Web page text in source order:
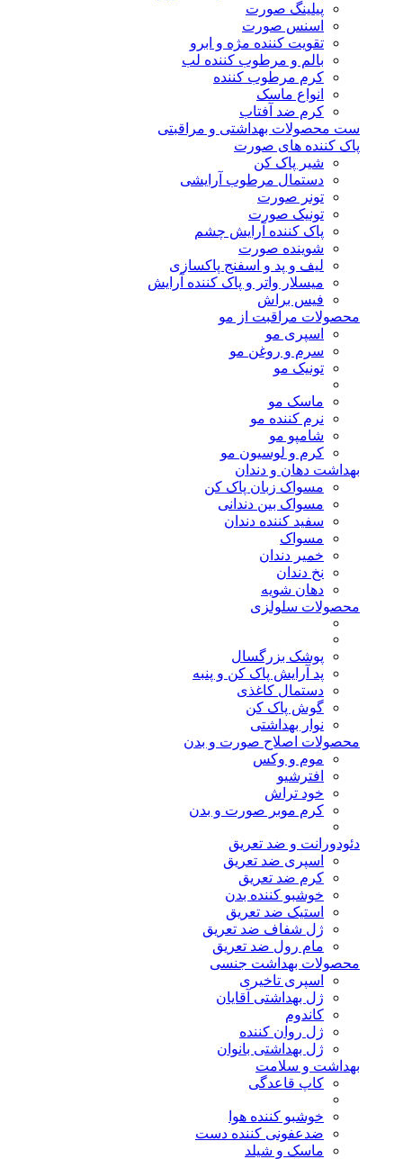
پیلینگ صورت
اسنس صورت
تقویت کننده مژه و ابرو
بالم و مرطوب کننده لب
کرم مرطوب کننده
انواع ماسک
کرم ضد آفتاب
ست محصولات بهداشتی و مراقبتی
پاک کننده های صورت
شیر پاک کن
دستمال مرطوب آرایشی
تونر صورت
تونیک صورت
پاک کننده آرایش چشم
شوینده صورت
لیف و پد و اسفنج پاکسازی
میسلار واتر و پاک کننده آرایش
فیس براش
محصولات مراقبت از مو
اسپری مو
سرم و روغن مو
تونیک مو
ماسک مو
نرم کننده مو
شامپو مو
کرم و لوسیون مو
بهداشت دهان و دندان
مسواک زبان پاک کن
مسواک بین دندانی
سفید کننده دندان
مسواک
خمیر دندان
نخ دندان
دهان شویه
محصولات سلولزی
پوشک بزرگسال
پد آرایش پاک کن و پنبه
دستمال کاغذی
گوش پاک کن
نوار بهداشتی
محصولات اصلاح صورت و بدن
موم و وکس
افترشیو
خود تراش
کرم موبر صورت و بدن
دئودورانت و ضد تعریق
اسپری ضد تعریق
کرم ضد تعریق
خوشبو کننده بدن
استیک ضد تعریق
ژل شفاف ضد تعریق
مام رول ضد تعریق
محصولات بهداشت جنسی
اسپری تاخیری
ژل بهداشتی آقایان
کاندوم
ژل روان کننده
ژل بهداشتی بانوان
بهداشت و سلامت
کاپ قاعدگی
خوشبو کننده هوا
ضدعفونی کننده دست
ماسک و شیلد